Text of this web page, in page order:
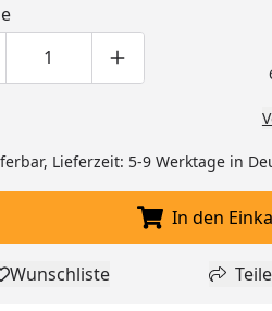
hinzufügen
um eins verringern
Produktmenge manuell
Produktmenge
Lieferzeit: 5-9 Werktage in
In
In den
Produkt zur Wunschliste
Wunschliste